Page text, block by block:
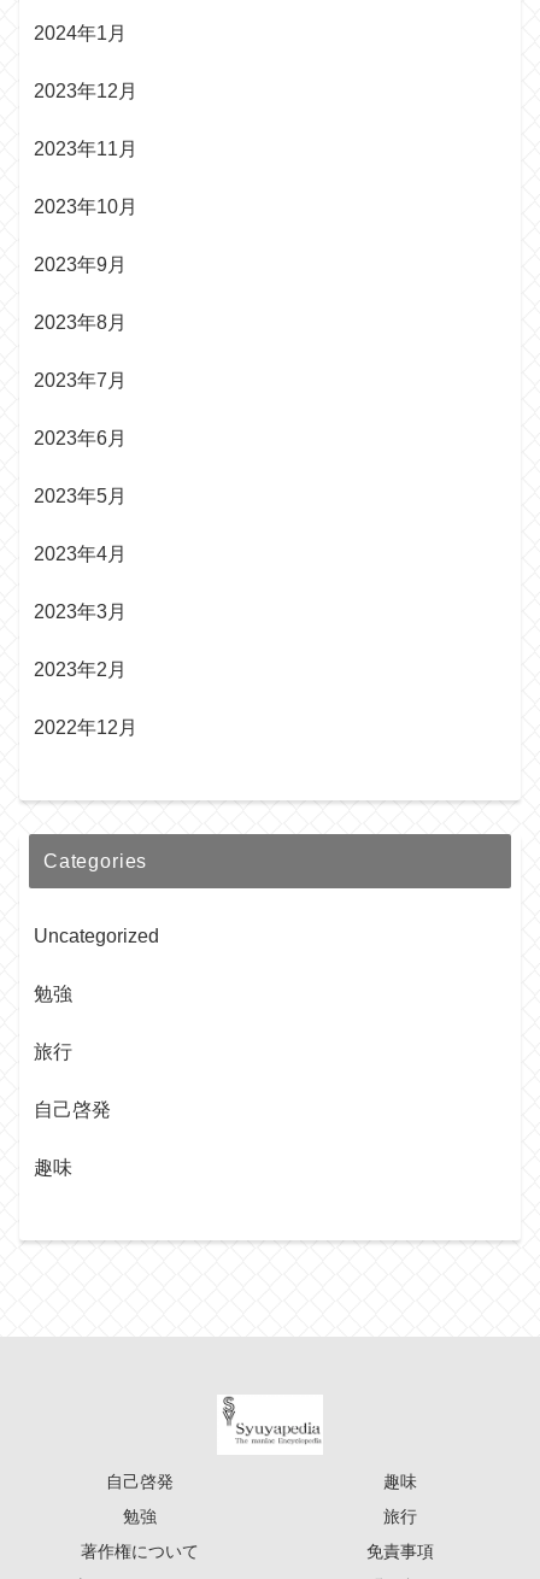
2024年1月
2023年12月
2023年11月
2023年10月
2023年9月
2023年8月
2023年7月
2023年6月
2023年5月
2023年4月
2023年3月
2023年2月
2022年12月
Categories
Uncategorized
勉強
旅行
自己啓発
趣味
自己啓発
趣味
勉強
旅行
著作権について
免責事項